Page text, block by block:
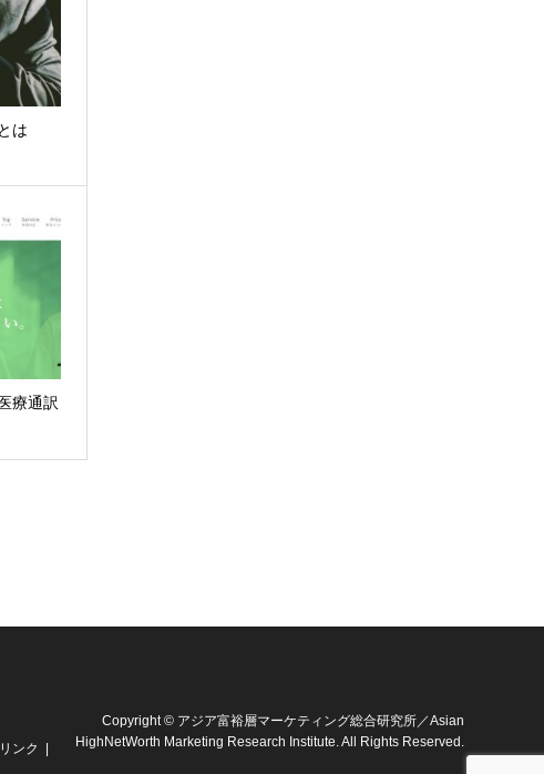
は
療通訳
ンク
Copyright© アジア富裕層マーケティング総合研究所／Asian
HighNetWorth Marketing Research Institute. All Rights Reserved.